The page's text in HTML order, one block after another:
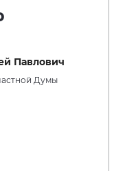
Павлович
Думы